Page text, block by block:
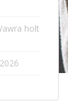
holt